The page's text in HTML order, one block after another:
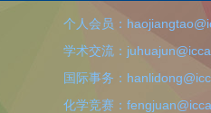
个人会员：
学术交流：
国际事务：
化学竞赛：